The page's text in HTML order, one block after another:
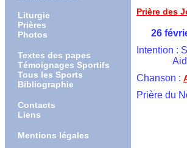
Liturgie
Prières
Photos
Textes des papes
Témoignages Sportifs
Tous les Sports
Bibliographie
Contacts
Liens
Mentions légales
Prière des
26
Intention
  Chanson :
Prière du